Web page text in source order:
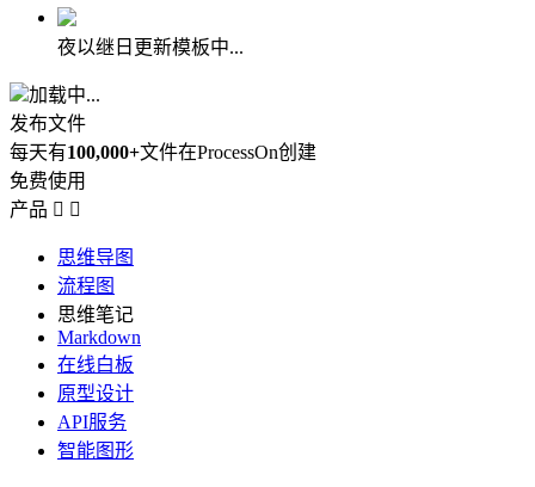
夜以继日更新模板中...
加载中...
发布文件
每天有100,000+文件在ProcessOn创建
免费使用
产品  
思维导图
流程图
思维笔记
Markdown
在线白板
原型设计
API服务
智能图形